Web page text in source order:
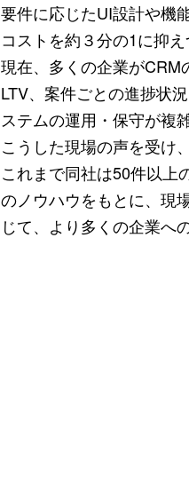
要件に応じたUI設計や機
コストを約３分の1に抑
現在、多くの企業が
LTV、案件ごとの進捗状
ステムの運用・保守が複
こうした現場の声を受け
これまで同社は50件以上
のノウハウをもとに、現
じて、より多くの企業へ